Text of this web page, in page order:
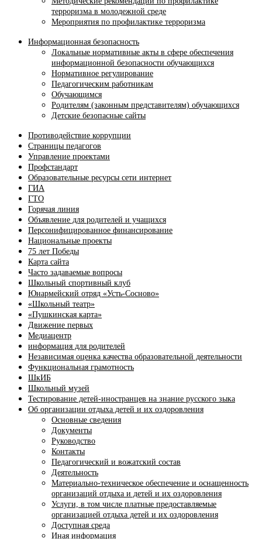
терроризма в молодежной среде
Мероприятия по профилактике терроризма
Информационная безопасность
Локальные нормативные акты в сфере обеспечения
информационной безопасности обучающихся
Нормативное регулирование
Педагогическим работникам
Обучающимся
Родителям (законным представителям) обучающихся
Детские безопасные сайты
Противодействие коррупции
Страницы педагогов
Управление проектами
Профстандарт
Образовательные ресурсы сети интернет
ГИА
ГТО
Горячая линия
Объявление для родителей и учащихся
Персонифицированное финансирование
Национальные проекты
75 лет Победы
Карта сайта
Часто задаваемые вопросы
Школьный спортивный клуб
Юнармейский отряд «Усть-Сосново»
«Школьный театр»
«Пушкинская карта»
Движение первых
Медиацентр
информация для родителей
Независимая оценка качества образовательной деятельности
Функциональная грамотность
ШкИБ
Школьный музей
Тестирование детей-иностранцев на знание русского зыка
Об организации отдыха детей и их оздоровления
Основные сведения
Документы
Руководство
Контакты
Педагогический и вожатский состав
Деятельность
Материально-техническое обеспечение и оснащенность
организаций отдыха и детей и их оздоровления
Услуги, в том числе платные предоставляемые
организацией отдыха детей и их оздоровления
Доступная среда
Иная информация